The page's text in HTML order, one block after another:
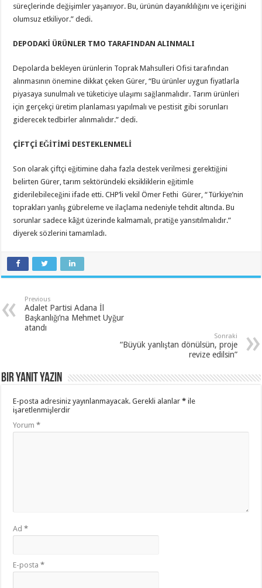
süreçlerinde değişimler yaşanıyor. Bu, ürünün dayanıklılığını ve içeriğini
olumsuz etkiliyor.” dedi.
DEPODAKİ ÜRÜNLER TMO TARAFINDAN ALINMALI
Depolarda bekleyen ürünlerin Toprak Mahsulleri Ofisi tarafından
alınmasının önemine dikkat çeken Gürer, “Bu ürünler uygun fiyatlarla
piyasaya sunulmalı ve tüketiciye ulaşımı sağlanmalıdır. Tarım ürünleri
için gerçekçi üretim planlaması yapılmalı ve pestisit gibi sorunları
giderecek tedbirler alınmalıdır.” dedi.
ÇİFTÇİ EĞİTİMİ DESTEKLENMELİ
Son olarak çiftçi eğitimine daha fazla destek verilmesi gerektiğini
belirten Gürer, tarım sektöründeki eksikliklerin eğitimle
giderilebileceğini ifade etti. CHP’li vekil Ömer Fethi Gürer, “Türkiye’nin
toprakları yanlış gübreleme ve ilaçlama nedeniyle tehdit altında. Bu
sorunlar sadece kâğıt üzerinde kalmamalı, pratiğe yansıtılmalıdır.”
diyerek sözlerini tamamladı.
Previous
Adalet Partisi Adana İl
Başkanlığı’na Mehmet Uyğur
atandı
Sonraki
“Büyük yanlıştan dönülsün, proje
revize edilsin”
Bir yanıt yazın
E-posta adresiniz yayınlanmayacak. Gerekli alanlar* ile
işaretlenmişlerdir
Yorum*
Ad*
E-posta*